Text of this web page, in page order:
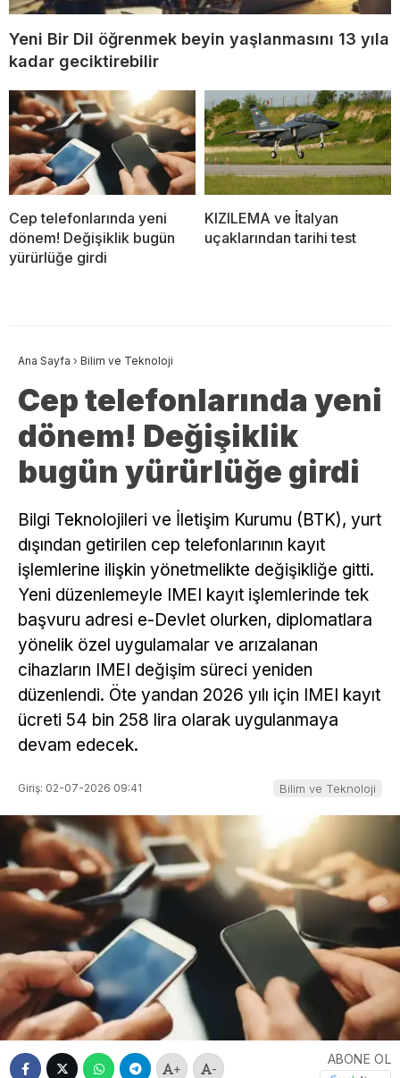
Yeni Bir Dil öğrenmek beyin yaşlanmasını 13 yıla
kadar geciktirebilir
Cep telefonlarında yeni
dönem! Değişiklik bugün
yürürlüğe girdi
KIZILEMA ve İtalyan
uçaklarından tarihi test
Ana Sayfa › Bilim ve Teknoloji
Cep telefonlarında yeni
dönem! Değişiklik
bugün yürürlüğe girdi
Bilgi Teknolojileri ve İletişim Kurumu (BTK), yurt
dışından getirilen cep telefonlarının kayıt
işlemlerine ilişkin yönetmelikte değişikliğe gitti.
Yeni düzenlemeyle IMEI kayıt işlemlerinde tek
başvuru adresi e-Devlet olurken, diplomatlara
yönelik özel uygulamalar ve arızalanan
cihazların IMEI değişim süreci yeniden
düzenlendi. Öte yandan 2026 yılı için IMEI kayıt
ücreti 54 bin 258 lira olarak uygulanmaya
devam edecek.
Giriş: 02-07-2026 09:41 Bilim ve Teknoloji
+ -
ABONE OL